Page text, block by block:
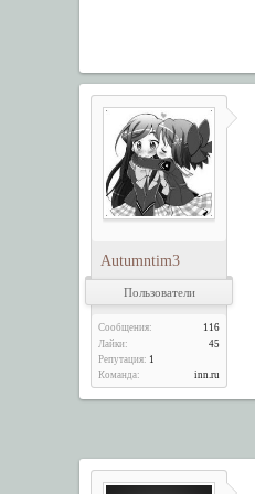
Autumntim3
Пользователи
Сообщения:
116
Лайки:
45
Репутация: 1
Команда:
inn.ru